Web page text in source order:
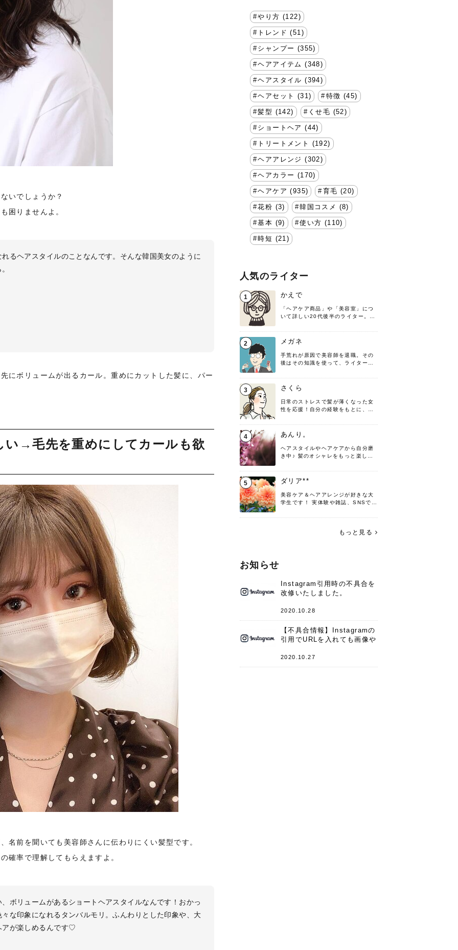
いでしょうか？
困りませんよ。
るヘアスタイルのことなんです。そんな韓国美女のように
にボリュームが出るカール。重めにカットした髪に、パー
い→毛先を重めにしてカールも欲
名前を聞いても美容師さんに伝わりにくい髪型です。
確率で理解してもらえますよ。
ボリュームがあるショートヘアスタイルなんです！おかっ
な印象になれるタンバルモリ。ふんわりとした印象や、大
が楽しめるんです♡
やり方 (122)
トレンド (51)
シャンプー (355)
ヘアアイテム (348)
ヘアスタイル (394)
ヘアセット (31) 特徴 (45)
髪型 (142) くせ毛 (52)
ショートヘア (44)
トリートメント (192)
ヘアアレンジ (302)
ヘアカラー (170)
ヘアケア (935) 育毛 (20)
花粉 (3) 韓国コスメ (8)
基本 (9) 使い方 (110)
時短 (21)
人気のライター
1 かえで
「ヘアケア商品」や「美容室」につ
いて詳しい20代後半のライター。楽
す！
2 メガネ
手荒れが原因で美容師を退職。その
後はその知識を使って、ライターと
髪の知識をわかりやすく紹介しま
す！
3 さくら
日常のストレスで髪が薄くなった女
性を応援！自分の経験をもとに、執
4 あんり。
ヘアスタイルやヘアケアから自分磨
き中♪ 髪のオシャレをもっと楽しめ
♡ 役立つ情報をお届けできるように
頑張ります！よろしくお願いしま
5 ダリア**
美容ケア＆ヘアアレンジが好きな大
学生です！ 実体験や雑誌、SNSで知
す。 これからよろしくお願いします
もっと見る
お知らせ
Instagram引用時の不具合を
改修いたしました。
2020.10.28
【不具合情報】Instagramの
引用でURLを入れても画像や
件
2020.10.27